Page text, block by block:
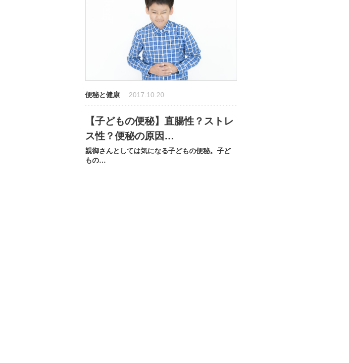
便秘と健康 2017.10.20
【子どもの便秘】直腸性？ストレ
ス性？便秘の原因…
親御さんとしては気になる子どもの便秘。子ど
もの…